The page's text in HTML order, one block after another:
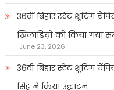
36वीं बिहार स्टेट शूटिंग
खिलाडिय़ों को किया गया
June 23, 2026
36वीं बिहार स्टेट शूटिंग
सिंह ने किया उद्घाटन